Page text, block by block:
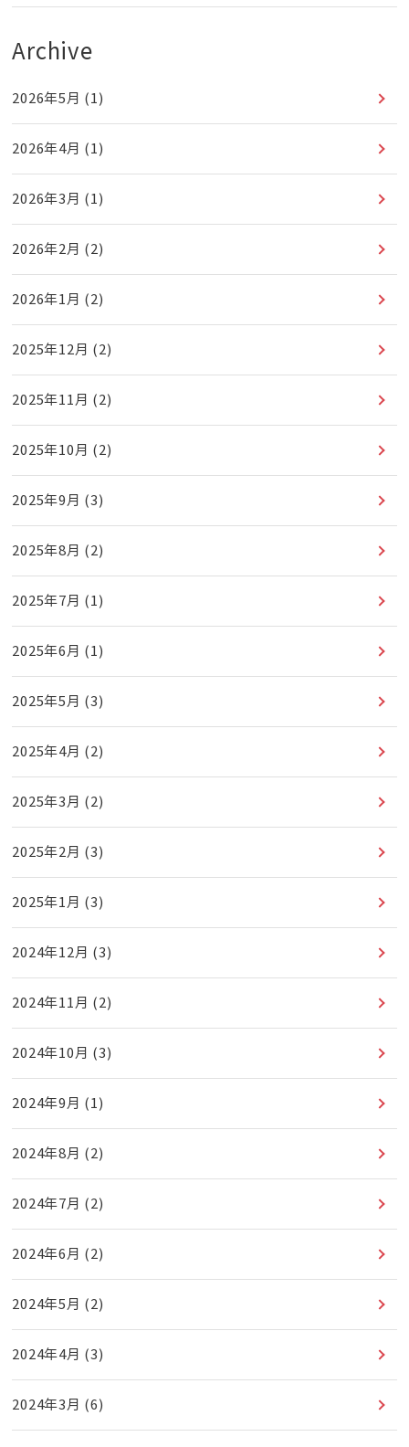
Archive
2026年5月 (1)
2026年4月 (1)
2026年3月 (1)
2026年2月 (2)
2026年1月 (2)
2025年12月 (2)
2025年11月 (2)
2025年10月 (2)
2025年9月 (3)
2025年8月 (2)
2025年7月 (1)
2025年6月 (1)
2025年5月 (3)
2025年4月 (2)
2025年3月 (2)
2025年2月 (3)
2025年1月 (3)
2024年12月 (3)
2024年11月 (2)
2024年10月 (3)
2024年9月 (1)
2024年8月 (2)
2024年7月 (2)
2024年6月 (2)
2024年5月 (2)
2024年4月 (3)
2024年3月 (6)